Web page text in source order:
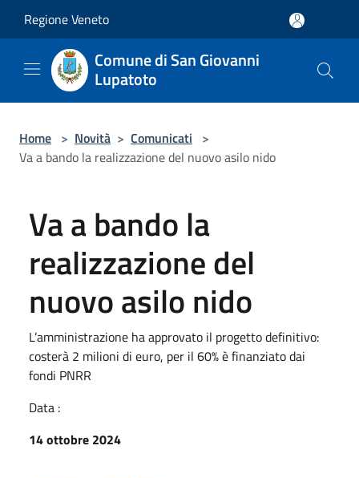
Regione Veneto
Comune di San Giovanni
Lupatoto
Home > Novità > Comunicati >
Va a bando la realizzazione del nuovo asilo nido
Va a bando la
realizzazione del
nuovo asilo nido
L’amministrazione ha approvato il progetto definitivo:
costerà 2 milioni di euro, per il 60% è finanziato dai
fondi PNRR
Data :
14 ottobre 2024